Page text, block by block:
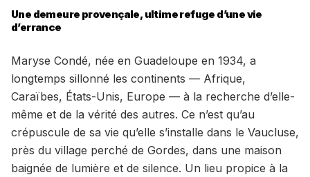
Une demeure provençale, ultime refuge d’une vie
d’errance
Maryse Condé, née en Guadeloupe en 1934, a
longtemps sillonné les continents — Afrique,
Caraïbes, États-Unis, Europe — à la recherche d’elle-
même et de la vérité des autres. Ce n’est qu’au
crépuscule de sa vie qu’elle s’installe dans le Vaucluse,
près du village perché de Gordes, dans une maison
baignée de lumière et de silence. Un lieu propice à la